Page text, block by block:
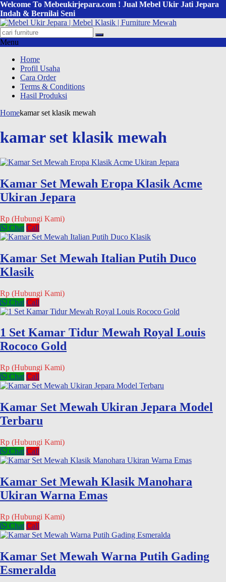
Welcome To Mebeukirjepara.com ! Jual Mebel Ukir Jati Jepara
Indah & Bernilai Seni
Menu
Home
Profil Usaha
Cara Order
Terms & Conditions
Hasil Produksi
Homekamar set klasik mewah
kamar set klasik mewah
Kamar Set Mewah Eropa Klasik Acme
Ukiran Jepara
Rp (Hubungi Kami)
Chat Call
Kamar Set Mewah Italian Putih Duco
Klasik
Rp (Hubungi Kami)
Chat Call
1 Set Kamar Tidur Mewah Royal Louis
Rococo Gold
Rp (Hubungi Kami)
Chat Call
Kamar Set Mewah Ukiran Jepara Model
Terbaru
Rp (Hubungi Kami)
Chat Call
Kamar Set Mewah Klasik Manohara
Ukiran Warna Emas
Rp (Hubungi Kami)
Chat Call
Kamar Set Mewah Warna Putih Gading
Esmeralda